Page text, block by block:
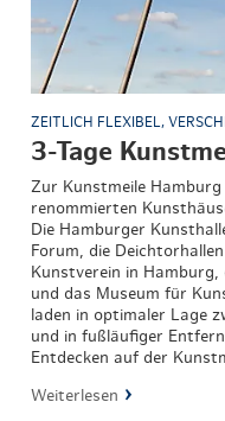
ZEITLICH FLEXIBEL,
3-Tage
Zur Kunstmeile Hamburg
renommierten
Die Hamburger
Forum, die
Kunstverein in
und das Museum für
laden in optimaler Lage
und in fußläufiger
Entdecken auf der
Weiterlesen